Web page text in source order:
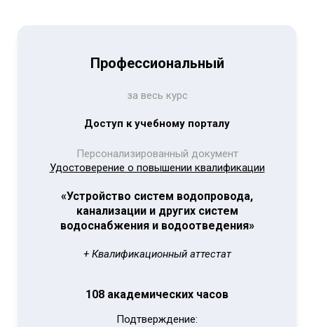
Профессиональный
за весь курс
Доступ к учебному порталу
Персонализированный документ
Удостоверение о повышении квалификации
«Устройство систем водопровода,
канализации и других систем
водоснабжения и водоотведения»
+ Квалификационный аттестат
108 академических часов
Подтверждение: